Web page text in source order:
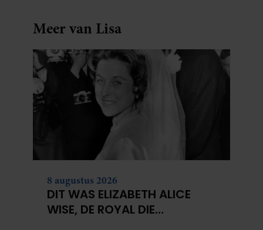
Meer van Lisa
8 augustus 2026
DIT WAS ELIZABETH ALICE
WISE, DE ROYAL DIE